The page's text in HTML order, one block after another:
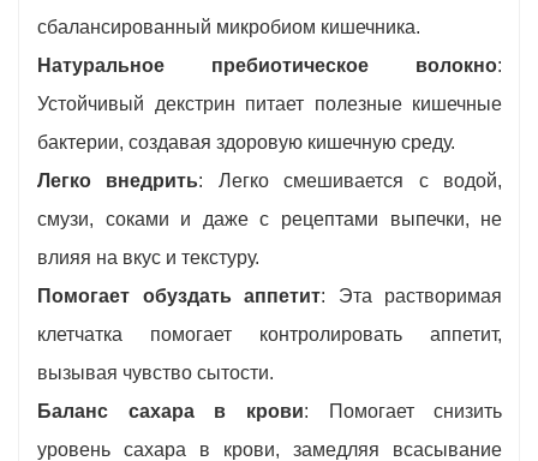
сбалансированный микробиом кишечника.
Натуральное пребиотическое волокно:
Устойчивый декстрин питает полезные кишечные
бактерии, создавая здоровую кишечную среду.
Легко внедрить: Легко смешивается с водой,
смузи, соками и даже с рецептами выпечки, не
влияя на вкус и текстуру.
Помогает обуздать аппетит: Эта растворимая
клетчатка помогает контролировать аппетит,
вызывая чувство сытости.
Баланс сахара в крови: Помогает снизить
уровень сахара в крови, замедляя всасывание